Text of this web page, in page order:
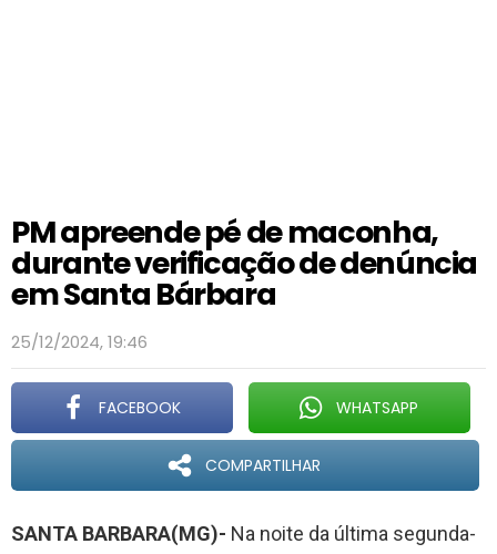
PM apreende pé de maconha,
durante verificação de denúncia
em Santa Bárbara
25/12/2024, 19:46
FACEBOOK WHATSAPP
COMPARTILHAR
SANTA BARBARA(MG)- Na noite da última segunda-